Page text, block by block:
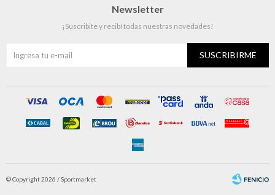
Newsletter
¡Suscribite y recibí todas nuestras novedades!
SUSCRIBIRME
© Copyright 2026 / Sportmarket